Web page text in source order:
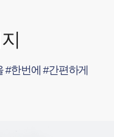
한번에 #간편하게